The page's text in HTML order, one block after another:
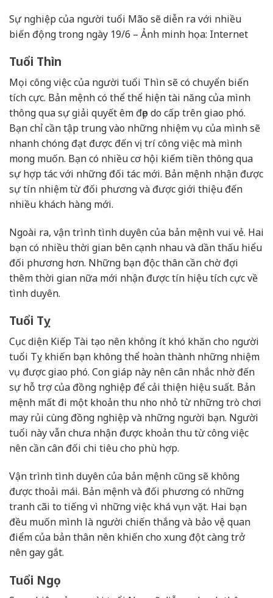
Sự nghiệp của người tuổi Mão sẽ diễn ra với nhiều
biến động trong ngày 19/6 – Ảnh minh họa: Internet
Tuổi Thìn
Mọi công việc của người tuổi Thìn sẽ có chuyển biến
tích cực. Bản mệnh có thể thể hiện tài năng của mình
thông qua sự giải quyết êm đẹp do cấp trên giao phó.
Bạn chỉ cần tập trung vào những nhiệm vụ của mình sẽ
nhanh chóng đạt được đến vị trí công việc mà mình
mong muốn. Bạn có nhiều cơ hội kiếm tiền thông qua
sự hợp tác với những đối tác mới. Bản mệnh nhận được
sự tín nhiệm từ đối phương và được giới thiệu đến
nhiều khách hàng mới.
Ngoài ra, vận trình tình duyên của bản mệnh vui vẻ. Hai
bạn có nhiều thời gian bên cạnh nhau và dần thấu hiểu
đối phương hơn. Những bạn độc thân cần chờ đợi
thêm thời gian nữa mới nhận được tín hiệu tích cực về
tình duyên.
Tuổi Tỵ
Cục diện Kiếp Tài tạo nên không ít khó khăn cho người
tuổi Tỵ khiến bạn không thể hoàn thành những nhiệm
vụ được giao phó. Con giáp này nên cân nhắc nhờ đến
sự hỗ trợ của đồng nghiệp để cải thiện hiệu suất. Bản
mệnh mất đi một khoản thu nho nhỏ từ những trò chơi
may rủi cùng đồng nghiệp và những người bạn. Người
tuổi này vẫn chưa nhận được khoản thu từ công việc
nên cần cân đối chi tiêu cho phù hợp.
Vận trình tình duyên của bản mệnh cũng sẽ không
được thoải mái. Bản mệnh và đối phương có những
tranh cãi to tiếng vì những việc khá vụn vặt. Hai bạn
đều muốn mình là người chiến thắng và bảo vệ quan
điểm của bản thân nên khiến cho xung đột càng trở
nên gay gắt.
Tuổi Ngọ